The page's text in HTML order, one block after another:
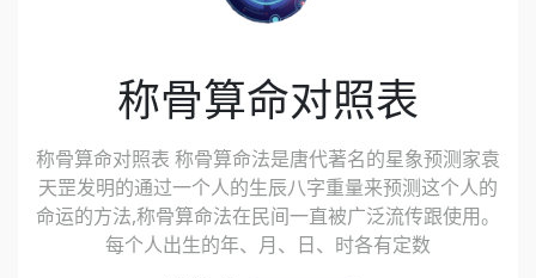
称骨算命对照表
称骨算命对照表 称骨算命法是唐代著名的星象预测家袁
天罡发明的通过一个人的生辰八字重量来预测这个人的
命运的方法,称骨算命法在民间一直被广泛流传跟使用。
每个人出生的年、月、日、时各有定数